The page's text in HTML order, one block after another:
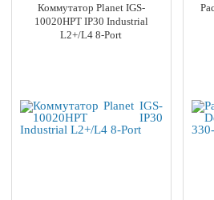
Коммутатор Planet IGS-
10020HPT IP30 Industrial
L2+/L4 8-Port